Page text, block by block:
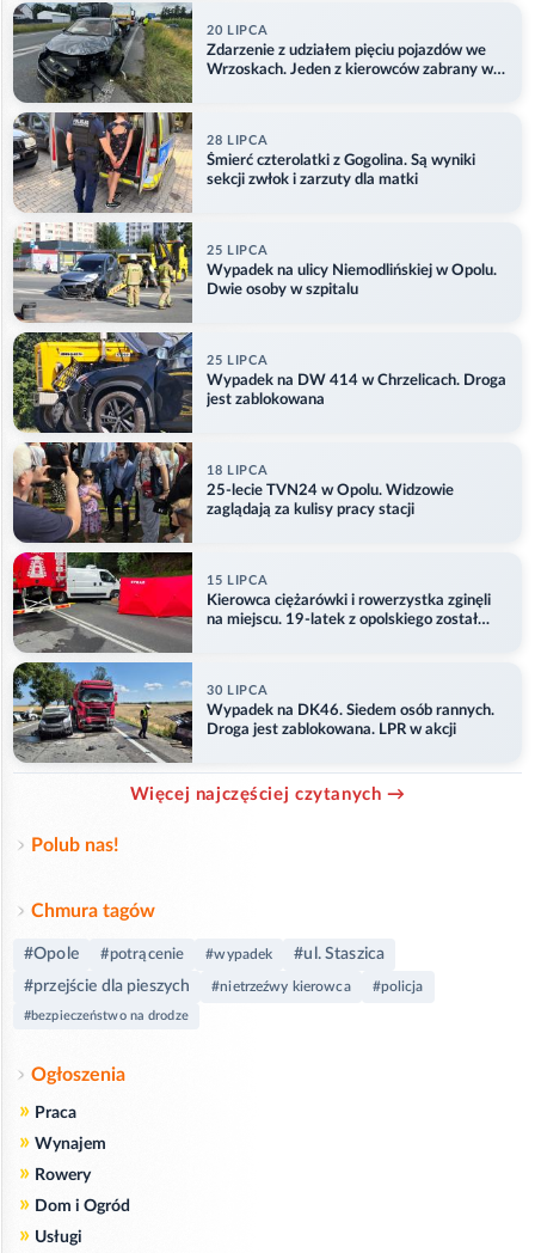
20 LIPCA
Zdarzenie z udziałem pięciu pojazdów we
Wrzoskach. Jeden z kierowców zabrany w
28 LIPCA
Śmierć czterolatki z Gogolina. Są wyniki
sekcji zwłok i zarzuty dla matki
25 LIPCA
Wypadek na ulicy Niemodlińskiej w Opolu.
Dwie osoby w szpitalu
25 LIPCA
Wypadek na DW 414 w Chrzelicach. Droga
jest zablokowana
18 LIPCA
25-lecie TVN24 w Opolu. Widzowie
zaglądają za kulisy pracy stacji
15 LIPCA
Kierowca ciężarówki i rowerzystka zginęli
na miejscu. 19-latek z opolskiego został
30 LIPCA
Wypadek na DK46. Siedem osób rannych.
Droga jest zablokowana. LPR w akcji
Więcej najczęściej czytanych →
Polub nas!
Chmura tagów
#Opole #potrącenie #wypadek
#ul. Staszica
#przejście dla pieszych
#nietrzeźwy kierowca #policja
#bezpieczeństwo na drodze
Ogłoszenia
» Praca
» Wynajem
» Rowery
» Dom i Ogród
» Usługi